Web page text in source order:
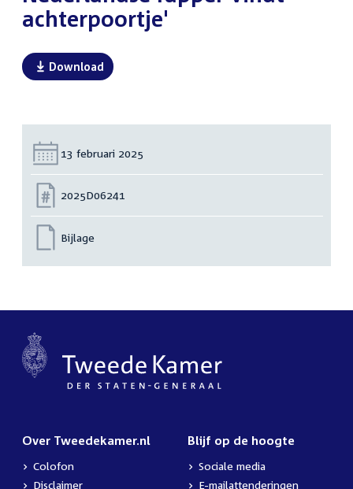
achterpoortje'
Download
Datum:
13 februari 2025
Nummer:
2025D06241
Bijlage
Over Tweedekamer.nl
Colofon
Disclaimer
Blijf op de hoogte
Sociale media
E-mailattenderingen